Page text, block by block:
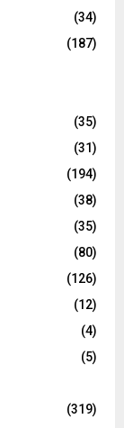
(34)
(187)
(35)
(31)
(194)
(38)
(35)
(80)
(126)
(12)
(4)
(5)
(319)